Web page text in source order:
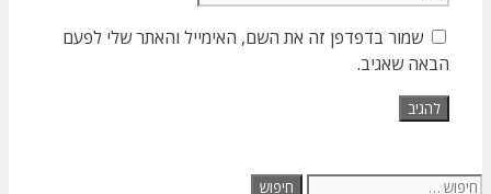
שמור בדפדפן זה את השם, האימייל והאתר שלי לפעם
הבאה שאגיב.
חיפוש: